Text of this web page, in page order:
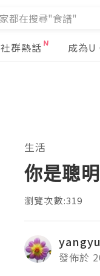
社群熱話 成為
生活
你是聰
瀏覽次數:319
發佈於